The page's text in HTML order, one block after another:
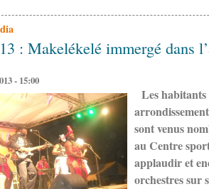
: Makelékelé immergé dans
- 15:00
Les habitants
sont venus
au Centre
applaudir et
orchestres sur